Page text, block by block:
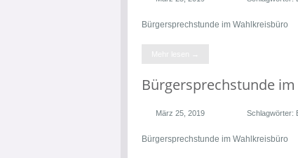
Bürgersprechstunde im Wahlkreisbüro
Mehr lesen →
Bürgersprechstunde
März 25, 2019 Schlagwörter:
Bürgersprechstunde im Wahlkreisbüro